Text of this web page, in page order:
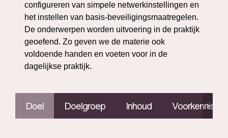
configureren van simpele netwerkinstellingen en
het instellen van basis-beveiligingsmaatregelen.
De onderwerpen worden uitvoering in de praktijk
geoefend. Zo geven we de materie ook
voldoende handen en voeten voor in de
dagelijkse praktijk.
Doel Doelgroep Inhoud Voorkennis